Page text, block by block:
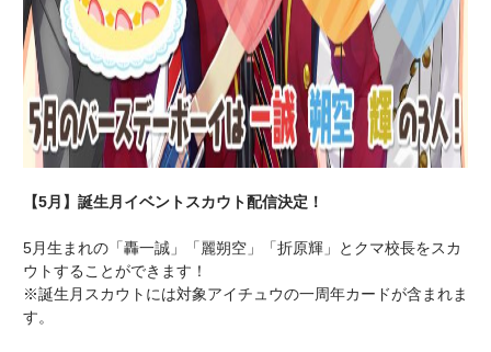
【5月】誕生月イベントスカウト配信決定！
5月生まれの「轟一誠」「麗朔空」「折原輝」とクマ校長をスカ
ウトすることができます！
※誕生月スカウトには対象アイチュウの一周年カードが含まれま
す。